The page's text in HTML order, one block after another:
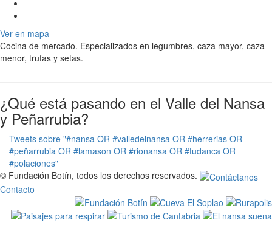
Ver en mapa
Cocina de mercado. Especializados en legumbres, caza mayor, caza
menor, trufas y setas.
¿Qué está pasando en el Valle del Nansa
y Peñarrubia?
Tweets sobre "#nansa OR #valledelnansa OR #herrerias OR
#peñarrubia OR #lamason OR #rionansa OR #tudanca OR
#polaciones"
© Fundación Botín, todos los derechos reservados.
Contacto